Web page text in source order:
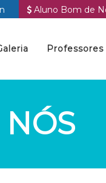
Aluno Bom de
Professores